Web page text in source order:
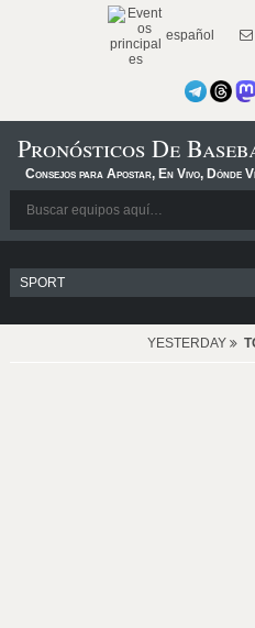
español
Pronósticos De
Consejos para Apostar, En Vivo, Dónde
YESTERDAY